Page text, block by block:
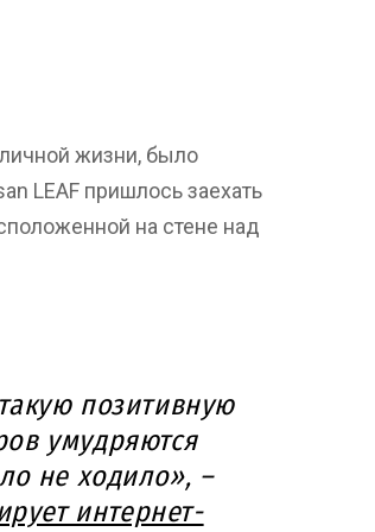
жизни, было
LEAF пришлось заехать
на стене над
позитивную
умудряются
не ходило», –
интернет-